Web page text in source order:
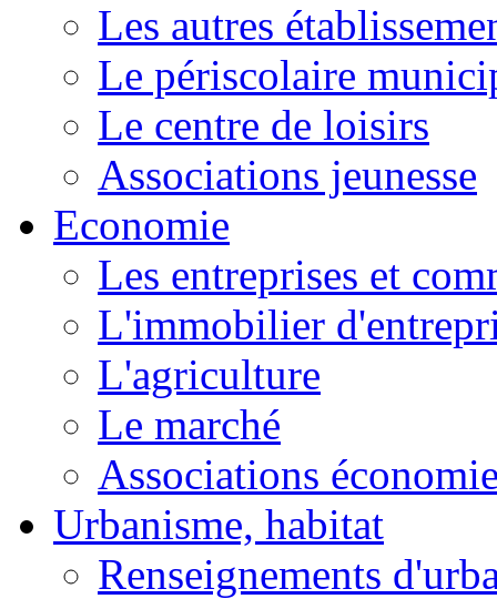
Les autres
Le périscolaire
Le centre de loisirs
Associations jeunesse
Economie
Les entreprises et
L'immobilier
L'agriculture
Le marché
Associations
Urbanisme, habitat
Renseignements